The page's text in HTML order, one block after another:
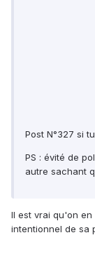
Post N°327 si
PS : évité de
autre sachant
Il est vrai qu'on
intentionnel de sa